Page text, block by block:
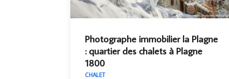
Photographe immobilier la Plagne
: quartier des chalets à Plagne
1800
CHALET